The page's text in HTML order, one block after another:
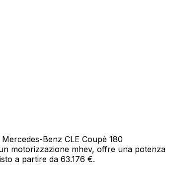
Benz CLE Coupè 180
motorizzazione mhev, offre una potenza
a partire da 63.176 €.